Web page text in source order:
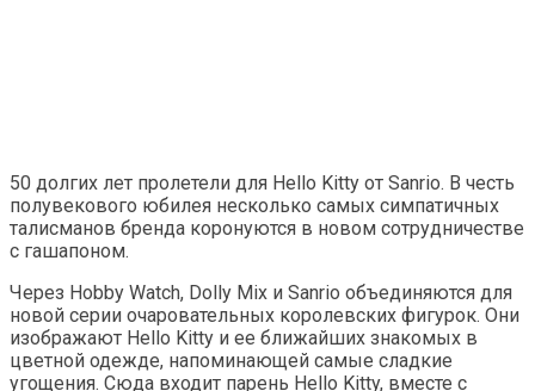
50 долгих лет пролетели для Hello Kitty от Sanrio. В честь
полувекового юбилея несколько самых симпатичных
талисманов бренда коронуются в новом сотрудничестве
с гашапоном.
Через Hobby Watch, Dolly Mix и Sanrio объединяются для
новой серии очаровательных королевских фигурок. Они
изображают Hello Kitty и ее ближайших знакомых в
цветной одежде, напоминающей самые сладкие
угощения. Сюда входит парень Hello Kitty, вместе с